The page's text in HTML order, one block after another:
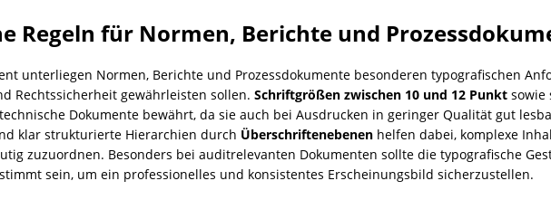
Regeln für Normen, Berichte und
unterliegen Normen, Berichte und Prozessdokumente besonderen typografischen
Rechtssicherheit gewährleisten sollen. Schriftgrößen zwischen 10 und 12 Punkt sowie
Dokumente bewährt, da sie auch bei Ausdrucken in geringer Qualität gut
klar strukturierte Hierarchien durch Überschriftenebenen helfen dabei, komplexe
zuzuordnen. Besonders bei auditrelevanten Dokumenten sollte die typografische
sein, um ein professionelles und konsistentes Erscheinungsbild sicherzustellen.